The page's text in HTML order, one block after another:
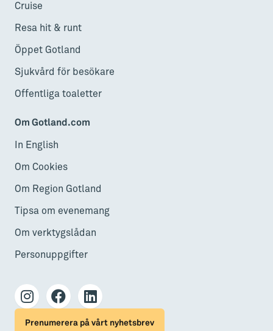
Cruise
Resa hit & runt
Öppet Gotland
Sjukvård för besökare
Offentliga toaletter
Om Gotland.com
In English
Om Cookies
Om Region Gotland
Tipsa om evenemang
Om verktygslådan
Personuppgifter
Prenumerera på vårt nyhetsbrev